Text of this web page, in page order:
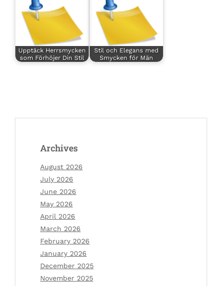
Upptäck Herrsmycken
som Förhöjer Din Stil
Stil och Elegans med
Smycken för Män
Archives
August 2026
July 2026
June 2026
May 2026
April 2026
March 2026
February 2026
January 2026
December 2025
November 2025